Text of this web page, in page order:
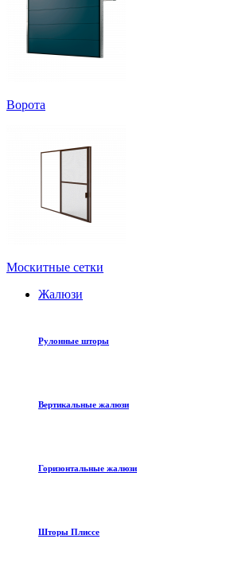
Ворота
Москитные сетки
Жалюзи
Рулонные шторы
Вертикальные жалюзи
Горизонтальные жалюзи
Шторы Плиссе